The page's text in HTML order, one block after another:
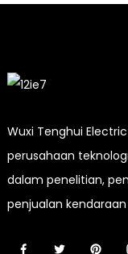
Wuxi Tenghui
perusahaan
dalam penelitian,
penjualan kendaraan